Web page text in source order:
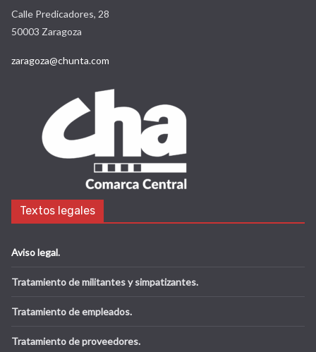
Calle Predicadores, 28
50003 Zaragoza
zaragoza@chunta.com
Textos legales
Aviso legal.
Tratamiento de militantes y simpatizantes.
Tratamiento de empleados.
Tratamiento de proveedores.